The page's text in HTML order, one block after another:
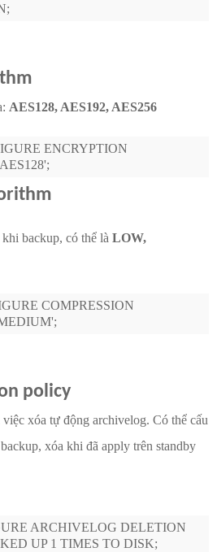
AES128, AES192, AES256
ENCRYPTION
backup, có thể là LOW,
COMPRESSION
policy
xóa tự động archivelog. Có thể cấu
xóa khi đã apply trên standby
ARCHIVELOG DELETION
UP 1 TIMES TO DISK;